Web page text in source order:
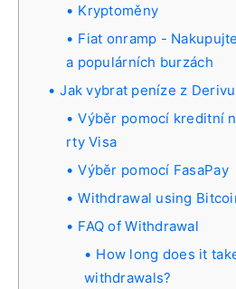
Kryptoměny
Fiat onramp -
a populárních burzách
Jak vybrat peníze z Derivu
Výběr pomocí kreditní
rty Visa
Výběr pomocí FasaPay
Withdrawal using
FAQ of Withdrawal
How long does it
withdrawals?